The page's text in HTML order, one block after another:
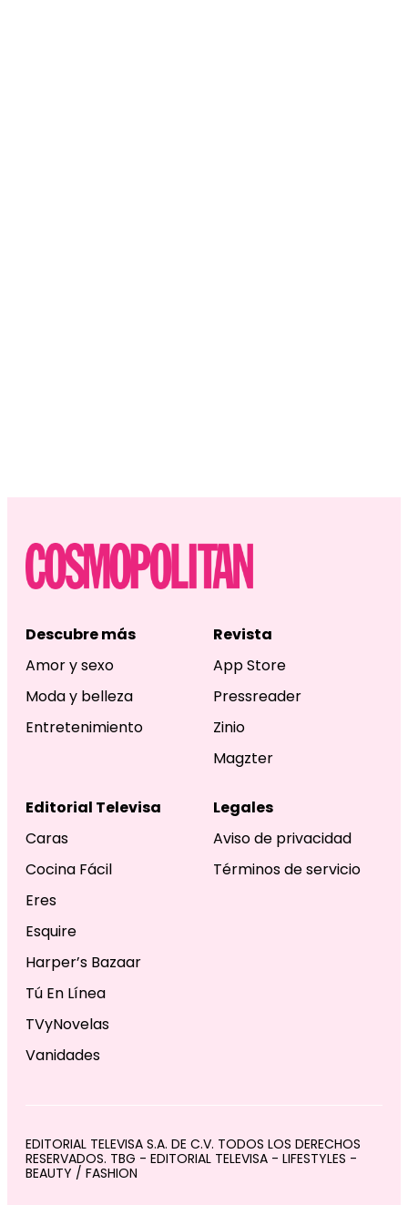
Descubre más
Amor y sexo
Moda y belleza
Entretenimiento
Revista
App Store
Pressreader
Zinio
Magzter
Editorial Televisa
Caras
Cocina Fácil
Eres
Esquire
Harper’s Bazaar
Tú En Línea
TVyNovelas
Vanidades
Legales
Aviso de privacidad
Términos de servicio
EDITORIAL TELEVISA S.A. DE C.V. TODOS LOS DERECHOS
RESERVADOS. TBG - EDITORIAL TELEVISA - LIFESTYLES -
BEAUTY / FASHION